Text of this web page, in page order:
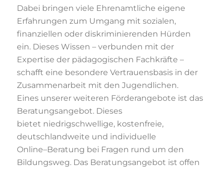
Dabei bringen viele Ehrenamtliche eigene
Erfahrungen zum Umgang mit sozialen,
finanziellen oder diskriminierenden Hürden
ein. Dieses Wissen – verbunden mit der
Expertise der pädagogischen Fachkräfte –
schafft eine besondere Vertrauensbasis in der
Zusammenarbeit mit den Jugendlichen.
Eines unserer weiteren Förderangebote ist das
Beratungsangebot. Dieses
bietet niedrigschwellige, kostenfreie,
deutschlandweite und individuelle
Online–Beratung bei Fragen rund um den
Bildungsweg. Das Beratungsangebot ist offen